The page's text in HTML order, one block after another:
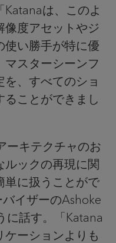
Katanaは、このよ
像度アセットやジ
使い勝手が特に優
マスターシーンフ
、すべてのショ
ることができまし
ーキテクチャのお
ルックの再現に関
単に扱うことがで
イザーのAshoke
に話す。「Katana
ーションよりも